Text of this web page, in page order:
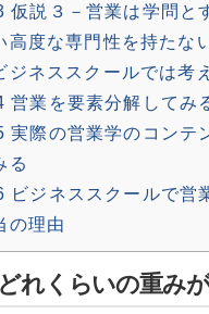
仮説３－営業は学問と
高度な専門性を持たな
ジネススクールでは考
営業を要素分解してみ
実際の営業学のコンテ
る
ビジネススクールで営
の理由
れくらいの重み